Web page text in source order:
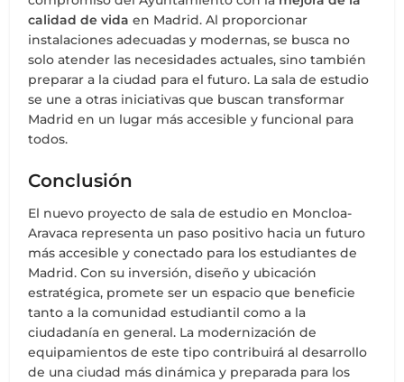
calidad de vida en Madrid. Al proporcionar
instalaciones adecuadas y modernas, se busca no
solo atender las necesidades actuales, sino también
preparar a la ciudad para el futuro. La sala de estudio
se une a otras iniciativas que buscan transformar
Madrid en un lugar más accesible y funcional para
todos.
Conclusión
El nuevo proyecto de sala de estudio en Moncloa-
Aravaca representa un paso positivo hacia un futuro
más accesible y conectado para los estudiantes de
Madrid. Con su inversión, diseño y ubicación
estratégica, promete ser un espacio que beneficie
tanto a la comunidad estudiantil como a la
ciudadanía en general. La modernización de
equipamientos de este tipo contribuirá al desarrollo
de una ciudad más dinámica y preparada para los